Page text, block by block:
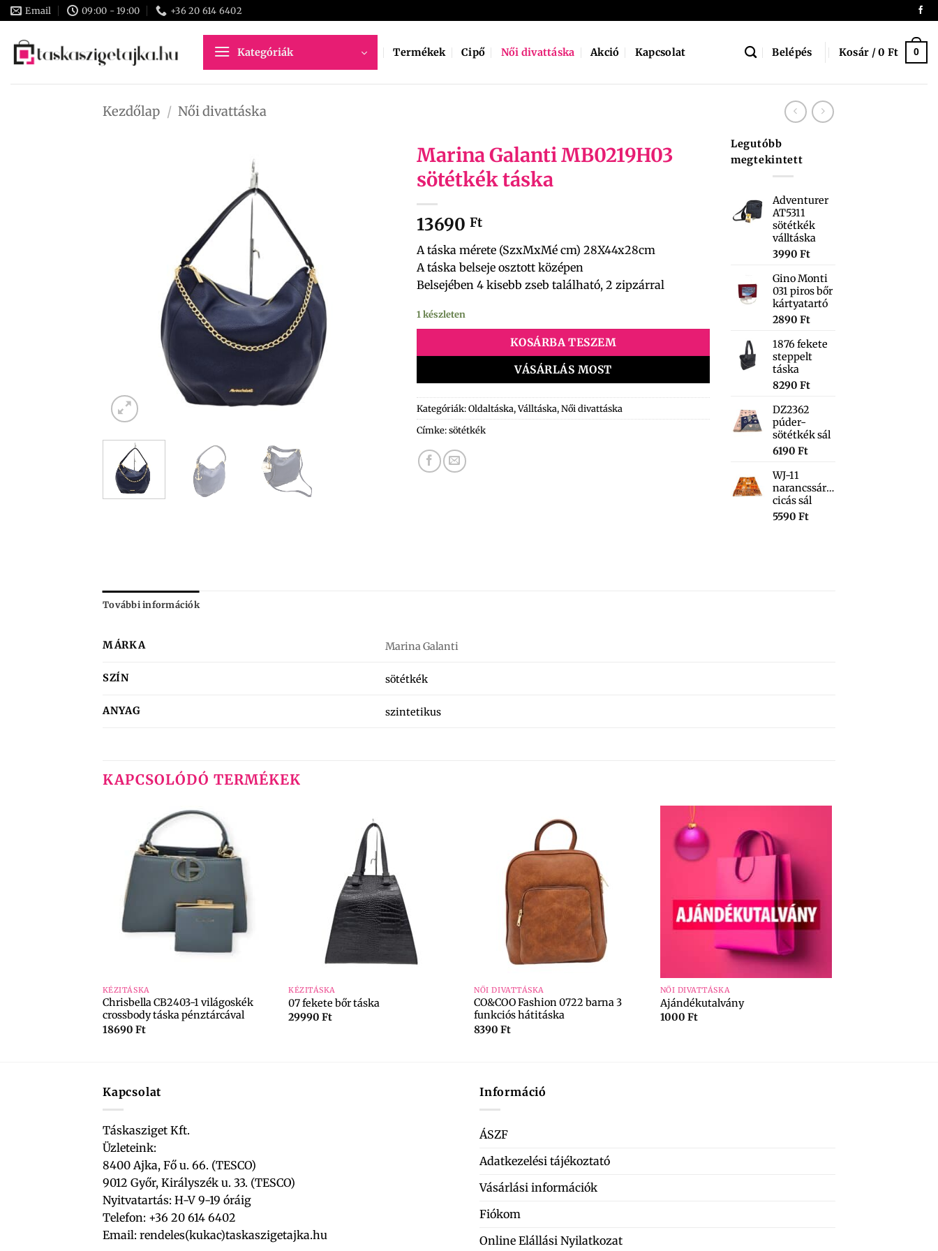
Skip
to
content
Email 09:00 - 19:00 +36 20 614 6402
Kategóriák Termékek Cipő Női divattáska Akció Kapcsolat Belépés Kosár /0 Ft 0
Kezdőlap / Női divattáska
Marina Galanti MB0219H03
sötétkék táska
13690 Ft
A táska mérete (SzxMxMé cm) 28X44x28cm
A táska belseje osztott középen
Belsejében 4 kisebb zseb található, 2 zipzárral
1 készleten
KOSÁRBA TESZEM
VÁSÁRLÁS MOST
Kategóriák:Oldaltáska,Válltáska,Női divattáska
Címke:sötétkék
Legutóbb
megtekintett
Adventurer
AT5311
sötétkék
válltáska
3990 Ft
Gino Monti
031 piros bőr
kártyatartó
2890 Ft
1876 fekete
steppelt
táska
8290 Ft
DZ2362
púder-
sötétkék sál
6190 Ft
WJ-11
narancssárga
cicás sál
5590 Ft
További információk
MÁRKA Marina Galanti
SZÍN sötétkék
ANYAG szintetikus
KAPCSOLÓDÓ TERMÉKEK
KÉZITÁSKA
Chrisbella CB2403-1 világoskék
crossbody táska pénztárcával
18690 Ft
KÉZITÁSKA
07 fekete bőr táska
29990Ft
NŐI DIVATTÁSKA
CO&COO Fashion 0722 barna 3
funkciós hátitáska
8390Ft
NŐI DIVATTÁSKA
Ajándékutalvány
1000 Ft
Kapcsolat
Táskasziget Kft.
Üzleteink:
8400 Ajka, Fő u. 66. (TESCO)
9012 Győr, Királyszék u. 33. (TESCO)
Nyitvatartás: H-V 9-19 óráig
Telefon: +36 20 614 6402
Email: rendeles(kukac)taskaszigetajka.hu
Információ
ÁSZF
Adatkezelési tájékoztató
Vásárlási információk
Fiókom
Online Elállási Nyilatkozat